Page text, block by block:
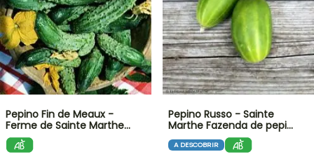
Pepino Fin de Meaux -
Ferme de Sainte Marthe…
Pepino Russo - Sainte
Marthe Fazenda de pepi…
A DESCOBRIR